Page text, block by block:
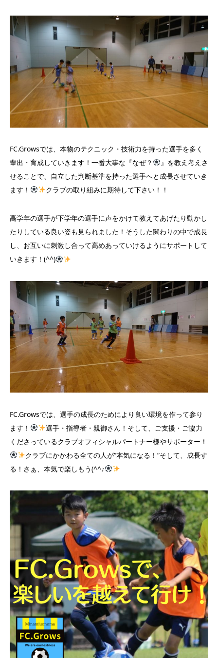
FC.Growsでは、本物のテクニック・技術力を持った選手を多く
輩出・育成していきます！一番大事な『なぜ？
』を教え考えさ
せることで、自立した判断基準を持った選手へと成長させていき
ます！
クラブの取り組みに期待して下さい！！
高学年の選手が下学年の選手に声をかけて教えてあげたり動かし
たりしている良い姿も見られました！そうした関わりの中で成長
し、お互いに刺激し合って高めあっていけるようにサポートして
いきます！(^^)
FC.Growsでは、選手の成長のためにより良い環境を作って参り
ます！
選手・指導者・親御さん！そして、ご支援・ご協力
くださっているクラブオフィシャルパートナー様やサポーター！
クラブにかかわる全ての人が“本気になる！”そして、成長す
る！さぁ、本気で楽しもう(^^♪